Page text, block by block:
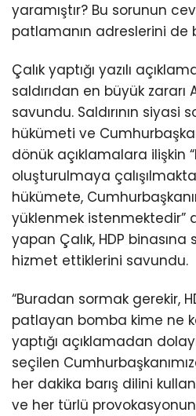
yaramıştır? Bu sorunun
patlamanın adreslerini de
Çalık yaptığı yazılı
saldırıdan en büyük zararı
savundu. Saldırının siyasi
hükümeti ve
dönük açıklamalara ilişkin
oluşturulmaya
hükümete,
yüklenmek istenmektedir”
yapan Çalık, HDP binasına
hizmet ettiklerini savundu.
“Buradan sormak gerekir,
patlayan bomba kime ne
yaptığı açıklamadan
seçilen
her dakika barış dilini
ve her türlü provokasyonun